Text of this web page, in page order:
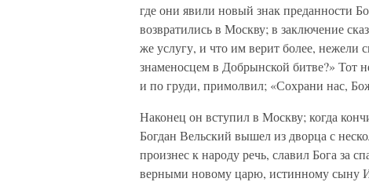
где они явили новый знак преданности
возвратились в Москву; в заключение
же услугу, и что им верит более,
знаменосцем в Добрынской битве?» Тот
и по груди, примолвил; «Сохрани нас,
Наконец он вступил в Москву; когда
Богдан Вельский вышел из дворца с
произнес к народу речь, славил Бога за
верными новому царю, истинному сыну